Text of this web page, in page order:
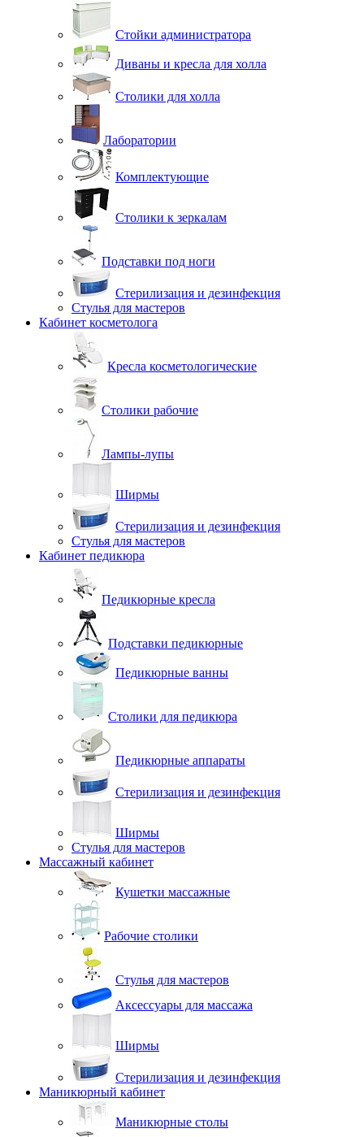
Стойки администратора
Диваны и кресла для холла
Столики для холла
Лаборатории
Комплектующие
Столики к зеркалам
Подставки под ноги
Стерилизация и дезинфекция
Стулья для мастеров
Кабинет косметолога
Кресла косметологические
Столики рабочие
Лампы-лупы
Ширмы
Стерилизация и дезинфекция
Стулья для мастеров
Кабинет педикюра
Педикюрные кресла
Подставки педикюрные
Педикюрные ванны
Столики для педикюра
Педикюрные аппараты
Стерилизация и дезинфекция
Ширмы
Стулья для мастеров
Массажный кабинет
Кушетки массажные
Рабочие столики
Стулья для мастеров
Аксессуары для массажа
Ширмы
Стерилизация и дезинфекция
Маникюрный кабинет
Маникюрные столы